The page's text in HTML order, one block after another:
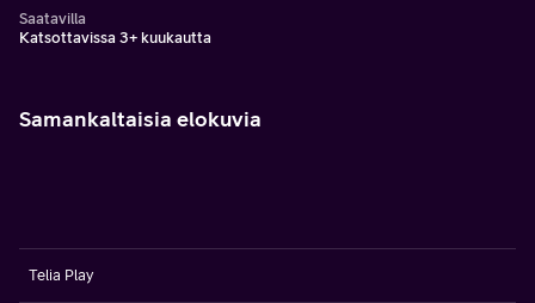
Saatavilla
Katsottavissa 3+ kuukautta
Samankaltaisia elokuvia
Telia Play